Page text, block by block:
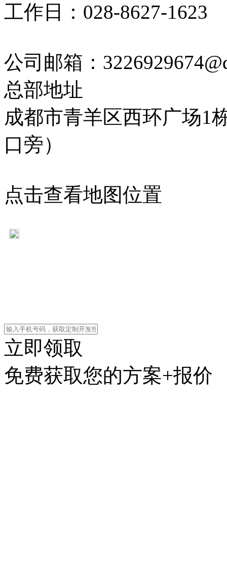
工作日：028-8627-1623
公司邮箱：
总部地址
成都市青羊区西环广场1
口旁）
点击查看地图位置
川公网安备
立即领取
免费获取您的方案+报价